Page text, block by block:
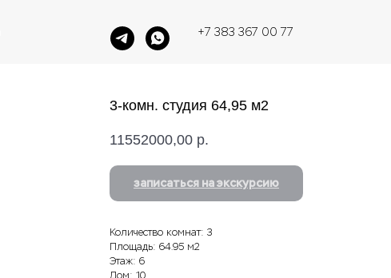
+7 383 367 00 77
3-комн. студия 64,95 м2
11552000,00 р.
записаться на экскурсию
Количество комнат: 3
Площадь: 64.95 м2
Этаж: 6